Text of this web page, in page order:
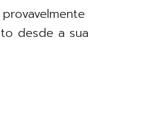
desde a sua